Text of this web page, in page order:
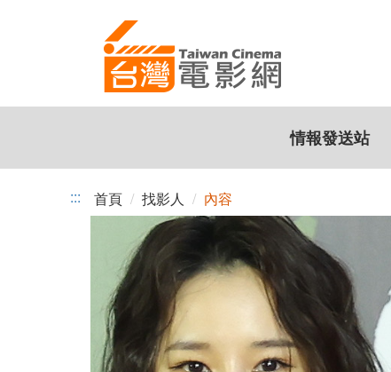
情報發送站
::: 首頁 找影人 內容